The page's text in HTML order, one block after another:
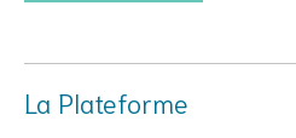
La Plateforme